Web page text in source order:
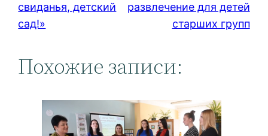
свиданья, детский
сад!»
развлечение для детей
старших групп
Похожие записи: